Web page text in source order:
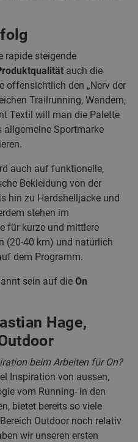
rapide steigende
auch die
offensichtlich den „Nerv der
Trailrunning, Wandern,
Textil will man die Palette
allgemeine Sportmarke
auch auf funktionelle,
Bekleidung von der
hin zu Hardshelljacke und
stehen im
für kurze und mittlere
(20-40 km) und natürlich
dem Programm.
sein auf die On
Hage,
beim Arbeiten für On?
Inspiration von aussen,
vom Running- in den
bietet bereits so viele
Outdoor noch relativ
wir unseren ersten